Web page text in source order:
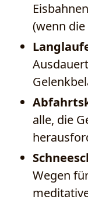
(wenn
alle, die
Wegen